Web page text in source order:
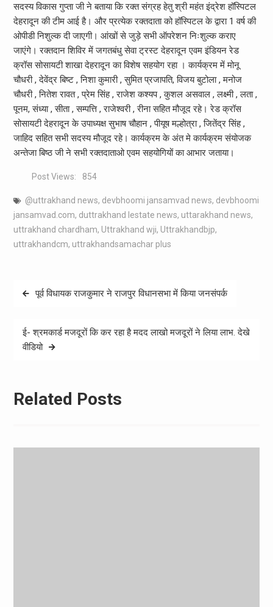
सदस्य विकास गुप्ता जी ने बताया कि रक्त संग्रह हेतु श्री महंत इंद्रेश हॉस्पिटल
देहरादून की टीम आई है। और प्रत्येक रक्तदाता को हॉस्पिटल के द्वारा 1 वर्ष की
ओपीडी निशुल्क दी जाएगी। आंखों से जुड़े सभी ऑपरेशन निःशुल्क कराए
जाएंगे। रक्तदान शिविर में जगतबंधु सेवा ट्रस्ट देहरादून एवम इंडियन रेड
क्रॉस सोसायटी शाखा देहरादून का विशेष सहयोग रहा । कार्यक्रम में मोनू
चौधरी , देवेंद्र बिष्ट , निशा कुमारी , सुमित प्रजापति, विजय बुटोला , मनोज
चौधरी , नितेश रावत , प्रेम सिंह , राजेश कश्यप , कुशल असवाल , लक्ष्मी , लता ,
पूनम, संध्या , सीता , सम्पत्ति , राजेश्वरी , रीना सहित मौजूद रहे। रेड क्रॉस
सोसायटी देहरादून के उपाध्यक्ष सुभाष चौहान , पीयूष मल्होत्रा , जितेंद्र सिंह ,
जाहिद सहित सभी सदस्य मौजूद रहे। कार्यक्रम के अंत मे कार्यक्रम संयोजक
अन्तेजा बिष्ठ जी ने सभी रक्तदाताओ एवम सहयोगियों का आभार जताया।
Post Views: 854
@uttrakhand news, devbhoomi jansamvad news, devbhoomi
jansamvad.com, duttrakhand lestate news, uttarakhand news,
uttrakhand chardham, Uttrakhand wji, Uttrakhandbjp,
uttrakhandcm, uttrakhandsamachar plus
Postपूर्व विधायक राजकुमार ने राजपुर विधानसभा में किया जनसंपर्क
ई- श्रमकार्ड मजदूरों कि कर रहा है मदद लाखो मजदूरों ने लिया लाभ. देखे
वीडियो
Related Posts